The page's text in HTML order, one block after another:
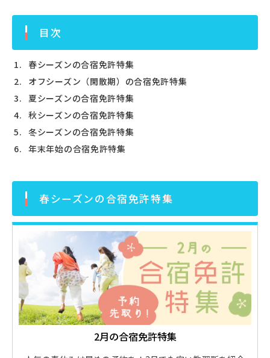
目次
春シーズンの合宿免許特集
オフシーズン（閑散期）の合宿免許特集
夏シーズンの合宿免許特集
秋シーズンの合宿免許特集
冬シーズンの合宿免許特集
年末年始の合宿免許特集
春シーズンの合宿免許特集
2月の合宿免許特集